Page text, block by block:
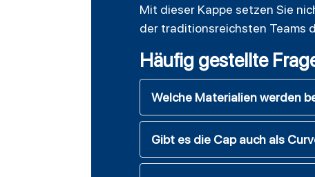
Mit dieser Kappe setzen Sie
der traditionsreichsten Teams
Häufig gestellte
Welche Materialien werden
Gibt es die Cap auch als